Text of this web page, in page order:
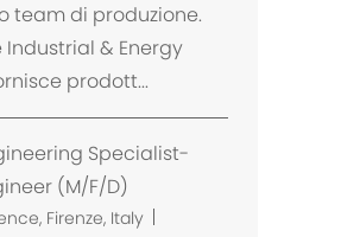
team di produzione.
& Energy
prodott...
Specialist-
(M/F/D)
Firenze, Italy